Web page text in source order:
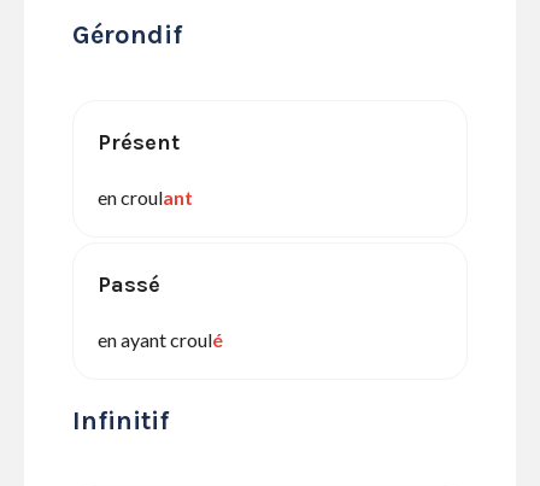
Gérondif
Présent
en croulant
Passé
en ayant croulé
Infinitif